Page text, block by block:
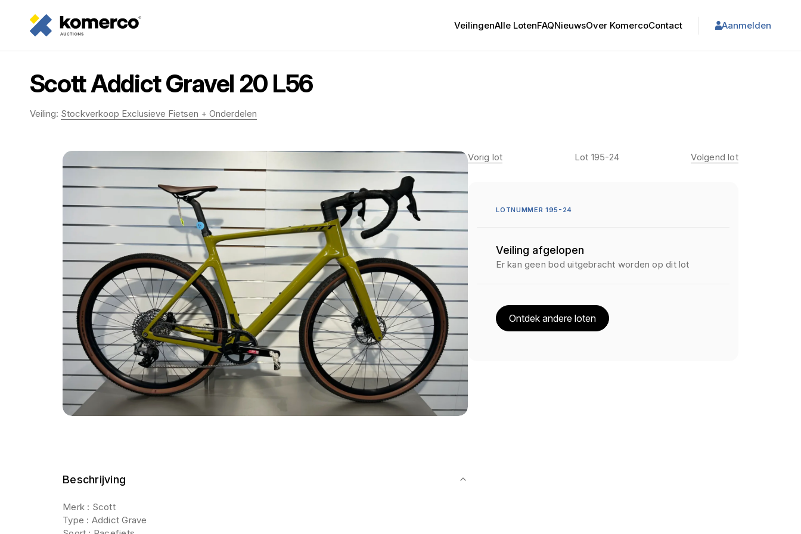
VeilingenAlle LotenFAQNieuwsOver KomercoContact Aanmelden
Scott Addict Gravel 20 L56
Veiling: Stockverkoop Exclusieve Fietsen + Onderdelen
Beschrijving
Merk : Scott
Type : Addict Grave
Vorig lot Lot 195-24 Volgend lot
LOTNUMMER 195-24
Veiling afgelopen
Er kan geen bod uitgebracht worden op dit lot
Ontdek andere loten